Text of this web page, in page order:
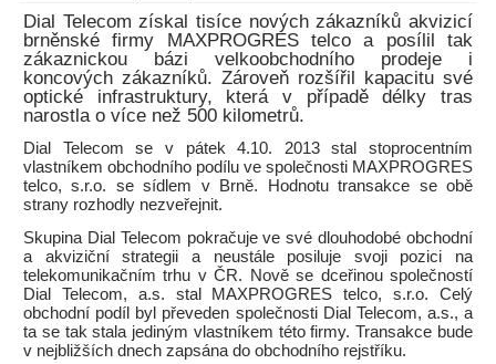
Dial Telecom získal tisíce nových zákazníků akvizicí
brněnské firmy MAXPROGRES telco a posílil tak
zákaznickou bázi velkoobchodního prodeje i
koncových zákazníků. Zároveň rozšířil kapacitu své
optické infrastruktury, která v případě délky tras
narostla o více než 500 kilometrů.
Dial Telecom se v pátek 4.10. 2013 stal stoprocentním
vlastníkem obchodního podílu ve společnosti MAXPROGRES
telco, s.r.o. se sídlem v Brně. Hodnotu transakce se obě
strany rozhodly nezveřejnit.
Skupina Dial Telecom pokračuje ve své dlouhodobé obchodní
a akviziční strategii a neustále posiluje svoji pozici na
telekomunikačním trhu v ČR. Nově se dceřinou společností
Dial Telecom, a.s. stal MAXPROGRES telco, s.r.o. Celý
obchodní podíl byl převeden společnosti Dial Telecom, a.s., a
ta se tak stala jediným vlastníkem této firmy. Transakce bude
v nejbližších dnech zapsána do obchodního rejstříku.